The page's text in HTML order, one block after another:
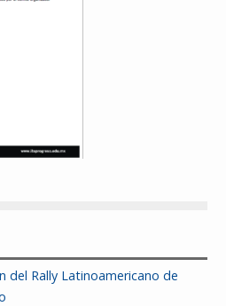
del Rally Latinoamericano de